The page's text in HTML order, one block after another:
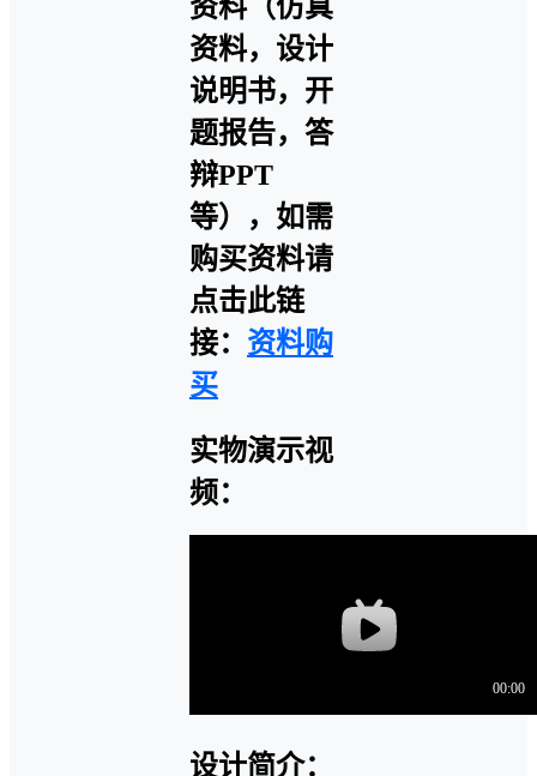
资料（仿真
资料，设计
说明书，开
题报告，答
辩PPT
等），如需
购买资料请
点击此链
接： 资料购
买
实物演示视
频：
设计简介：